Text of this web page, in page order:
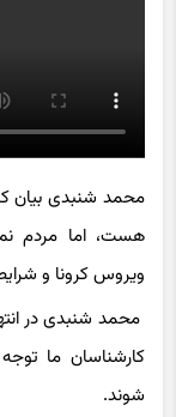
محمد شنبدی بیان
هست، اما مردم
ویروس کرونا و
محمد شنبدی در
کارشناسان ما
شوند.